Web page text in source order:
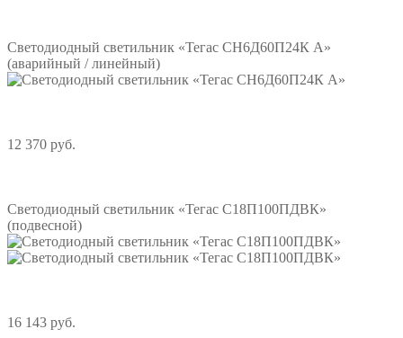
Светодиодный светильник «Тегас СН6Д60П24К А»
(аварийный / линейный)
12 370 руб.
Светодиодный светильник «Тегас С18П100ПДВК»
(подвесной)
16 143 руб.